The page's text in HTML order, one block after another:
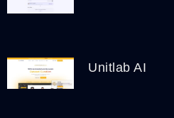
Unitlab AI